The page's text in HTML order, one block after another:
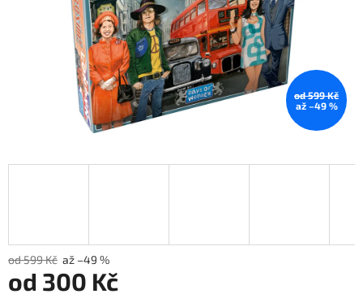
od 599 Kč
až –49 %
od 599 Kč až –49 %
od 300 Kč